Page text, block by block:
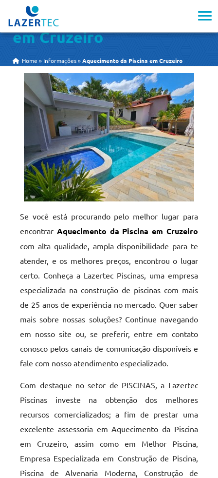
Aquecimento da Piscina
em Cruzeiro
Home » Informações »Aquecimento da Piscina em Cruzeiro
Se você está procurando pelo melhor lugar para
encontrar Aquecimento da Piscina em Cruzeiro
com alta qualidade, ampla disponibilidade para te
atender, e os melhores preços, encontrou o lugar
certo. Conheça a Lazertec Piscinas, uma empresa
especializada na construção de piscinas com mais
de 25 anos de experiência no mercado. Quer saber
mais sobre nossas soluções? Continue navegando
em nosso site ou, se preferir, entre em contato
conosco pelos canais de comunicação disponíveis e
fale com nosso atendimento especializado.
Com destaque no setor de PISCINAS, a Lazertec
Piscinas investe na obtenção dos melhores
recursos comercializados; a fim de prestar uma
excelente assessoria em Aquecimento da Piscina
em Cruzeiro, assim como em Melhor Piscina,
Empresa Especializada em Construção de Piscina,
Piscina de Alvenaria Moderna, Construção de